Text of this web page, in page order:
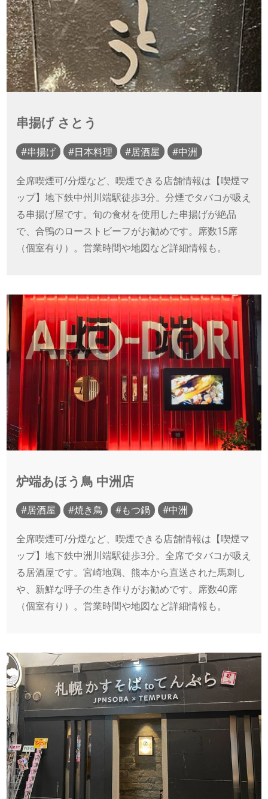
串揚げ さとう
串揚げ 日本料理 居酒屋 中洲
全席喫煙可/分煙など、喫煙できる店舗情報は【喫煙マ
ップ】地下鉄中州川端駅徒歩3分。分煙でタバコが吸え
る串揚げ屋です。旬の食材を使用した串揚げが絶品
で、合鴨のローストビーフがお勧めです。席数15席
（個室有り）。営業時間や地図など詳細情報も。
炉端あほう鳥 中洲店
居酒屋 焼き鳥 もつ鍋 中洲
全席喫煙可/分煙など、喫煙できる店舗情報は【喫煙マ
ップ】地下鉄中洲川端駅徒歩3分。全席でタバコが吸え
る居酒屋です。宮崎地鶏、熊本から直送された馬刺し
や、新鮮な呼子の生き作りがお勧めです。席数40席
（個室有り）。営業時間や地図など詳細情報も。